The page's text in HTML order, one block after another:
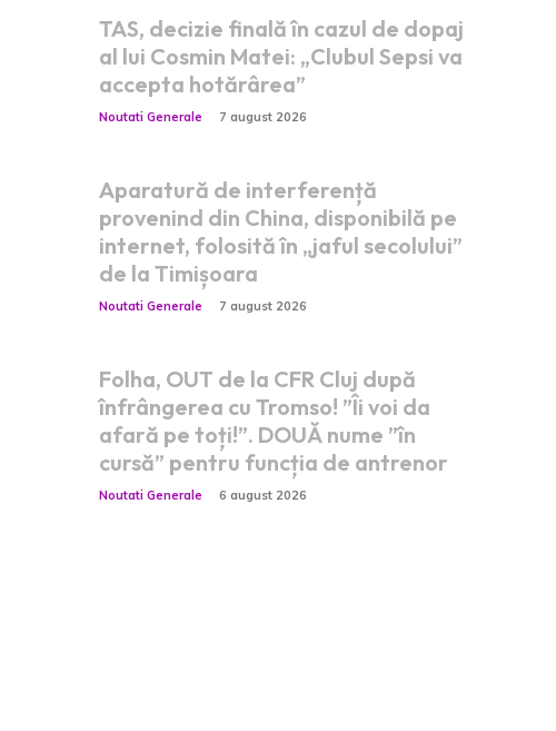
TAS, decizie finală în cazul de dopaj
al lui Cosmin Matei: „Clubul Sepsi va
accepta hotărârea”
Noutati Generale 7 august 2026
Aparatură de interferență
provenind din China, disponibilă pe
internet, folosită în „jaful secolului”
de la Timișoara
Noutati Generale 7 august 2026
Folha, OUT de la CFR Cluj după
înfrângerea cu Tromso! ”Îi voi da
afară pe toți!”. DOUĂ nume ”în
cursă” pentru funcția de antrenor
Noutati Generale 6 august 2026